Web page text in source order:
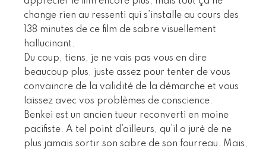
change rien au ressenti qui s’installe au cours des
138 minutes de ce film de sabre visuellement
hallucinant.
Du coup, tiens, je ne vais pas vous en dire
beaucoup plus, juste assez pour tenter de vous
convaincre de la validité de la démarche et vous
laissez avec vos problèmes de conscience.
Benkei est un ancien tueur reconverti en moine
pacifiste. A tel point d’ailleurs, qu’il a juré de ne
plus jamais sortir son sabre de son fourreau. Mais,